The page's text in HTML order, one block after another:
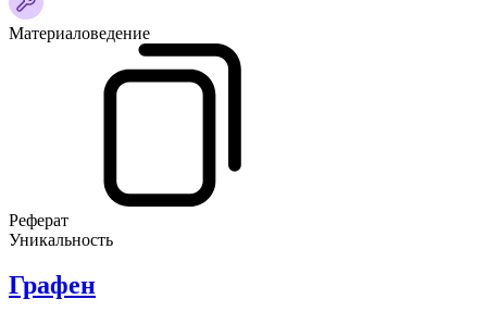
Материаловедение
Реферат
Уникальность
Графен